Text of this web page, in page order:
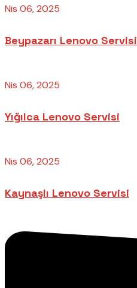
Nis 06, 2025
Beypazarı Lenovo Servisi
Nis 06, 2025
Yığılca Lenovo Servisi
Nis 06, 2025
Kaynaşlı Lenovo Servisi